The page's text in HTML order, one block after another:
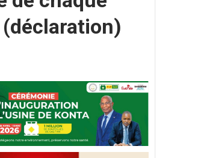
(déclaration)